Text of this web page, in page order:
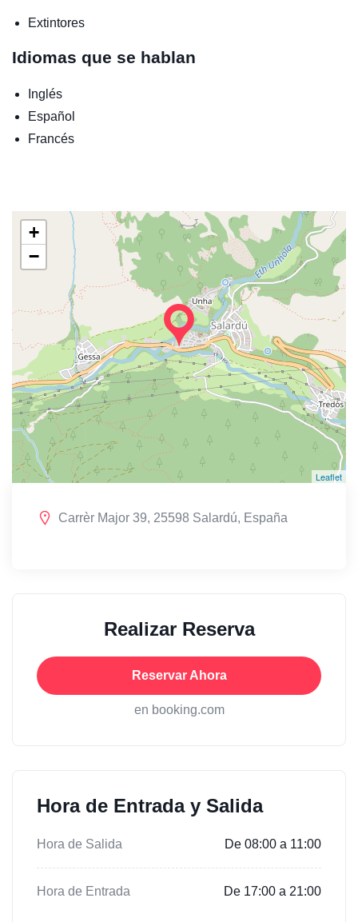
Extintores
Idiomas que se hablan
Inglés
Español
Francés
+
−
Leaflet
Carrèr Major 39, 25598 Salardú, España
Realizar Reserva
Reservar Ahora
en booking.com
Hora de Entrada y Salida
Hora de Salida De 08:00 a 11:00
Hora de Entrada De 17:00 a 21:00